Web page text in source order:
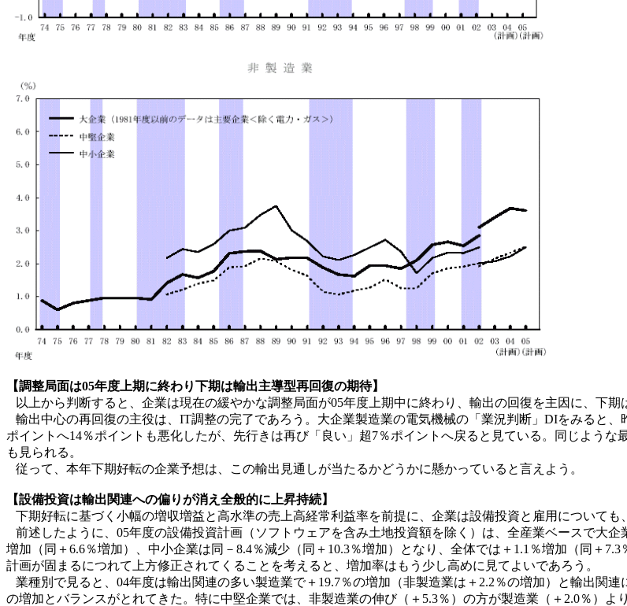
【調整局面は05年度上期に終わり下期は輸出主導型再回復の期待】
以上から判断すると、企業は現在の緩やかな調整局面が05年度上期中に終わり、輸出の回復を主因に、下期
輸出中心の再回復の主役は、IT調整の完了であろう。大企業製造業の電気機械の「業況判断」DIをみると
ポイントへ14％ポイントも悪化したが、先行きは再び「良い」超7％ポイントへ戻ると見ている。同じよう
も見られる。
従って、本年下期好転の企業予想は、この輸出見通しが当たるかどうかに懸かっていると言えよう。
【設備投資は輸出関連への偏りが消え全般的に上昇持続】
下期好転に基づく小幅の増収増益と高水準の売上高経常利益率を前提に、企業は設備投資と雇用についても
前述したように、05年度の設備投資計画（ソフトウェアを含み土地投資額を除く）は、全産業ベースで大
増加（同＋6.6％増加）、中小企業は同－8.4％減少（同＋10.3％増加）となり、全体では＋1.1％増加（同＋
計画が固まるにつれて上方修正されてくることを考えると、増加率はもう少し高めに見てよいであろう。
業種別で見ると、04年度は輸出関連の多い製造業で＋19.7％の増加（非製造業は＋2.2％の増加）と輸出関
の増加とバランスがとれてきた。特に中堅企業では、非製造業の伸び（＋5.3％）の方が製造業（＋2.0％）よ